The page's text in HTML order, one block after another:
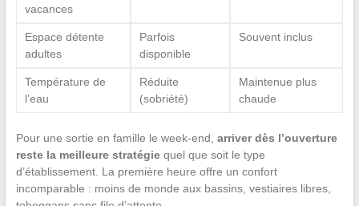
vacances
Espace détente
adultes
Parfois
disponible
Souvent inclus
Température de
l’eau
Réduite
(sobriété)
Maintenue plus
chaude
Pour une sortie en famille le week-end, arriver dès l’ouverture
reste la meilleure stratégiequel que soit le type
d’établissement. La première heure offre un confort
incomparable : moins de monde aux bassins, vestiaires libres,